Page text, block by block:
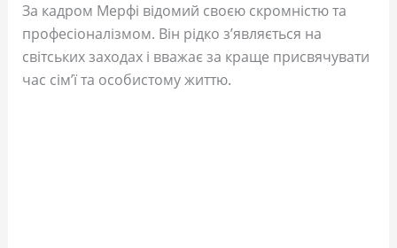
За кадром Мерфі відомий своєю скромністю та
професіоналізмом. Він рідко з’являється на
світських заходах і вважає за краще присвячувати
час сім’ї та особистому життю.